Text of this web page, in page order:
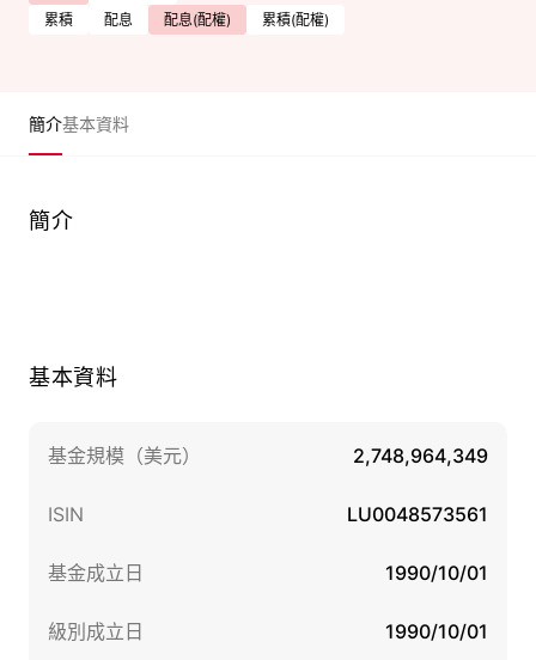
累積
配息 配息(配權) 累積(配權)
簡介基本資料
簡介
基本資料
基金規模（美元） 2,748,964,349
ISIN LU0048573561
基金成立日 1990/10/01
級別成立日 1990/10/01